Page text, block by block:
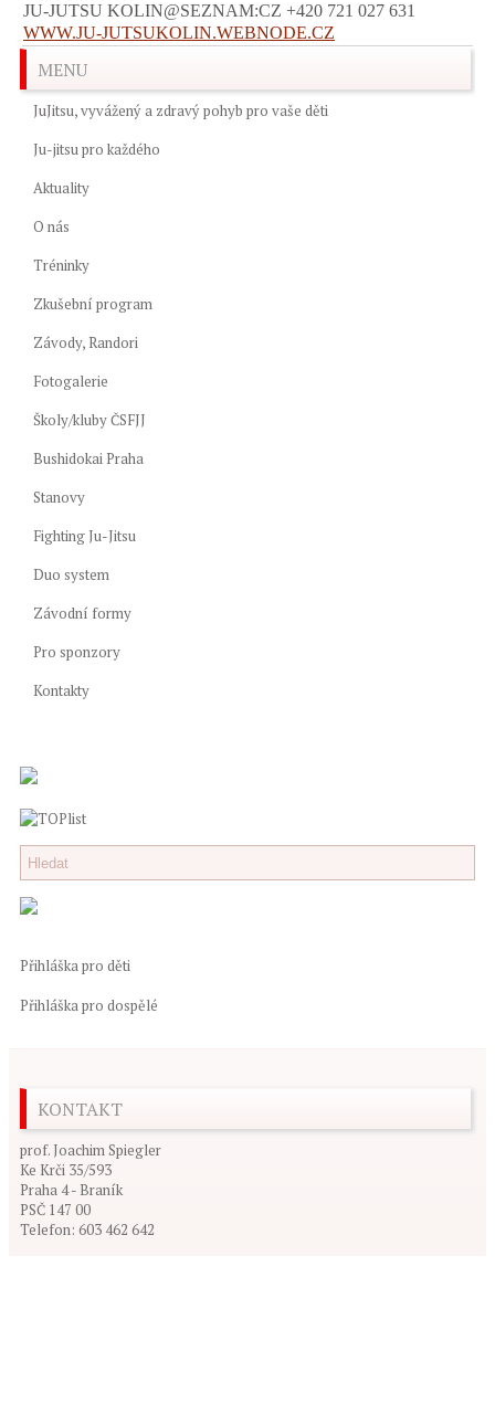
JU-JUTSU KOLIN@SEZNAM:CZ +420 721 027 631
WWW.JU-JUTSUKOLIN.WEBNODE.CZ
MENU
JuJitsu, vyvážený a zdravý pohyb pro vaše děti
Ju-jitsu pro každého
Aktuality
O nás
Tréninky
Zkušební program
Závody, Randori
Fotogalerie
Školy/kluby ČSFJJ
Bushidokai Praha
Stanovy
Fighting Ju-Jitsu
Duo system
Závodní formy
Pro sponzory
Kontakty
Přihláška pro děti
Přihláška pro dospělé
KONTAKT
prof. Joachim Spiegler
Ke Krči 35/593
Praha 4 - Braník
PSČ 147 00
Telefon: 603 462 642